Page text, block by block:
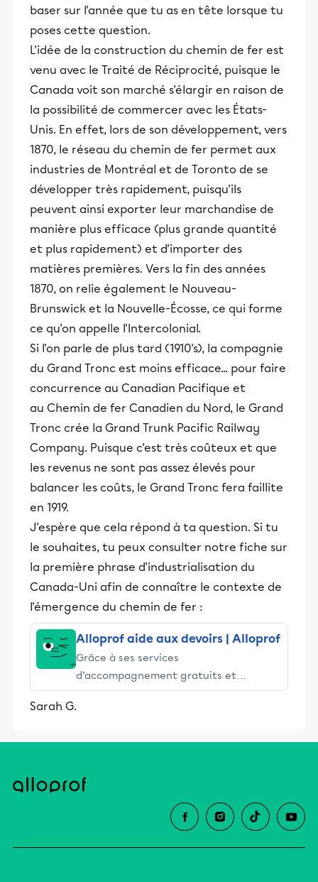
baser sur l'année que tu as en tête lorsque tu
poses cette question.
L'idée de la construction du chemin de fer est
venu avec le Traité de Réciprocité, puisque le
Canada voit son marché s'élargir en raison de
la possibilité de commercer avec les États-
Unis. En effet, lors de son développement, vers
1870, le réseau du chemin de fer permet aux
industries de Montréal et de Toronto de se
développer très rapidement, puisqu'ils
peuvent ainsi exporter leur marchandise de
manière plus efficace (plus grande quantité
et plus rapidement) et d'importer des
matières premières. Vers la fin des années
1870, on relie également le Nouveau-
Brunswick et la Nouvelle-Écosse, ce qui forme
ce qu'on appelle l'Intercolonial.
Si l'on parle de plus tard (1910's), la compagnie
du Grand Tronc est moins efficace... pour faire
concurrence au Canadian Pacifique et
au Chemin de fer Canadien du Nord, le Grand
Tronc crée la Grand Trunk Pacific Railway
Company. Puisque c'est très coûteux et que
les revenus ne sont pas assez élevés pour
balancer les coûts, le Grand Tronc fera faillite
en 1919.
J'espère que cela répond à ta question. Si tu
le souhaites, tu peux consulter notre fiche sur
la première phrase d'industrialisation du
Canada-Uni afin de connaître le contexte de
l'émergence du chemin de fer :
Alloprof aide aux devoirs | Alloprof
Grâce à ses services
d’accompagnement gratuits et
stimulants, Alloprof engage les élèves
Sarah G.